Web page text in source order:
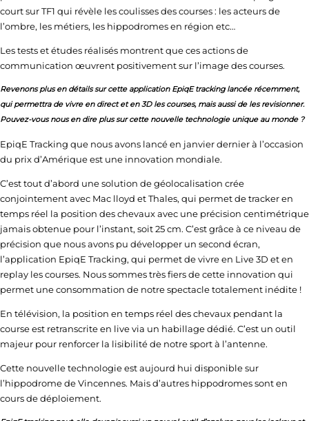
court sur TF1 qui révèle les coulisses des courses : les acteurs de
l’ombre, les métiers, les hippodromes en région etc…
Les tests et études réalisés montrent que ces actions de
communication œuvrent positivement sur l’image des courses.
Revenons plus en détails sur cette application EpiqE tracking lancée récemment,
qui permettra de vivre en direct et en 3D les courses, mais aussi de les revisionner.
Pouvez-vous nous en dire plus sur cette nouvelle technologie unique au monde ?
EpiqE Tracking que nous avons lancé en janvier dernier à l’occasion
du prix d’Amérique est une innovation mondiale.
C’est tout d’abord une solution de géolocalisation crée
conjointement avec Mac lloyd et Thales, qui permet de tracker en
temps réel la position des chevaux avec une précision centimétrique
jamais obtenue pour l’instant, soit 25 cm. C’est grâce à ce niveau de
précision que nous avons pu développer un second écran,
l’application EpiqE Tracking, qui permet de vivre en Live 3D et en
replay les courses. Nous sommes très fiers de cette innovation qui
permet une consommation de notre spectacle totalement inédite !
En télévision, la position en temps réel des chevaux pendant la
course est retranscrite en live via un habillage dédié. C’est un outil
majeur pour renforcer la lisibilité de notre sport à l’antenne.
Cette nouvelle technologie est aujourd hui disponible sur
l’hippodrome de Vincennes. Mais d’autres hippodromes sont en
cours de déploiement.